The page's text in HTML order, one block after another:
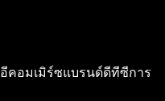
อีคอมเมิร์ซแบรนด์ดีทีซีการ